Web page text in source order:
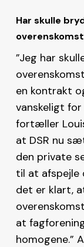
Har skulle
”Jeg har
en kontrakt
vanskeligt
fortæller
at DSR nu
den private
til at afspejle
det er klart,
at
homogene.”